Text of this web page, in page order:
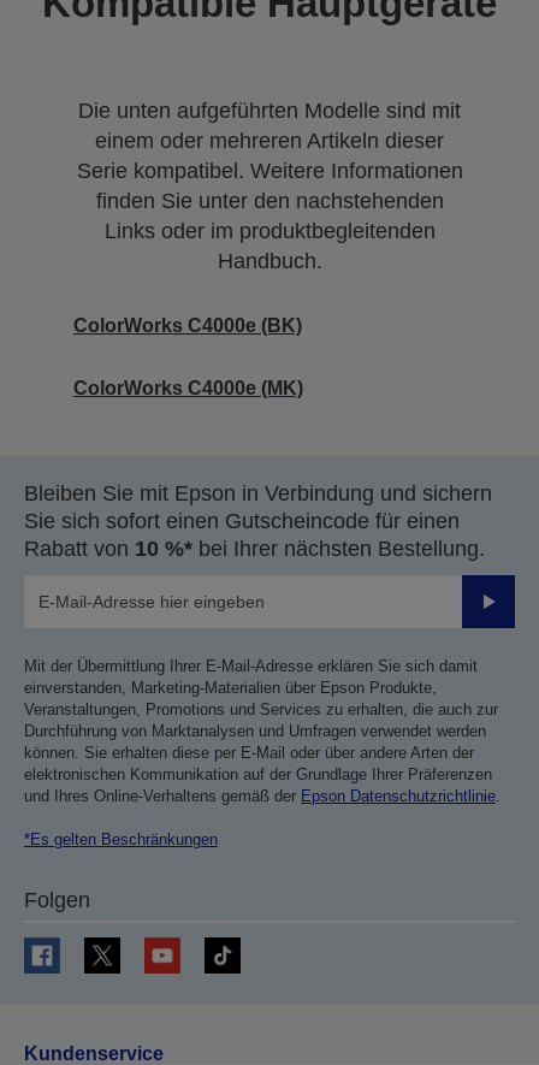
Die unten aufgeführten Modelle sind mit
einem oder mehreren Artikeln dieser
Serie kompatibel. Weitere Informationen
finden Sie unter den nachstehenden
Links oder im produktbegleitenden
Handbuch.
ColorWorks C4000e (BK)
ColorWorks C4000e (MK)
Bleiben Sie mit Epson in Verbindung und sichern
Sie sich sofort einen Gutscheincode für einen
Rabatt von 10 %* bei Ihrer nächsten Bestellung.
Mit der Übermittlung Ihrer E-Mail-Adresse erklären Sie sich damit
einverstanden, Marketing-Materialien über Epson Produkte,
Veranstaltungen, Promotions und Services zu erhalten, die auch zur
Durchführung von Marktanalysen und Umfragen verwendet werden
können. Sie erhalten diese per E-Mail oder über andere Arten der
elektronischen Kommunikation auf der Grundlage Ihrer Präferenzen
und Ihres Online-Verhaltens gemäß der Epson Datenschutzrichtlinie
*Es gelten Beschränkungen
Folgen
Kundenservice